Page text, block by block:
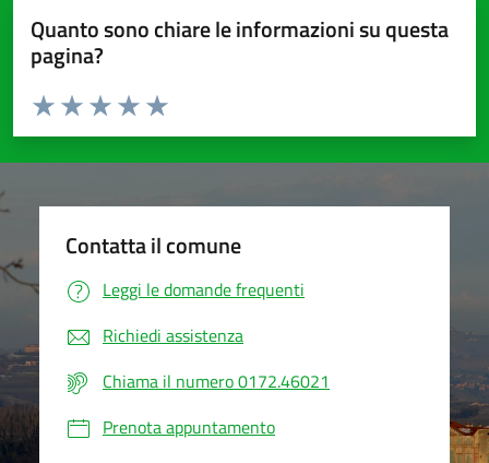
Quanto sono chiare le informazioni su questa
pagina?
Valuta da 1 a 5 stelle la pagina
Valuta 5 stelle su 5
Valuta 4 stelle su 5
Valuta 3 stelle su 5
Valuta 2 stelle su 5
Valuta 1 stelle su 5
Contatta il comune
Leggi le domande frequenti
Richiedi assistenza
Chiama il numero 0172.46021
Prenota appuntamento